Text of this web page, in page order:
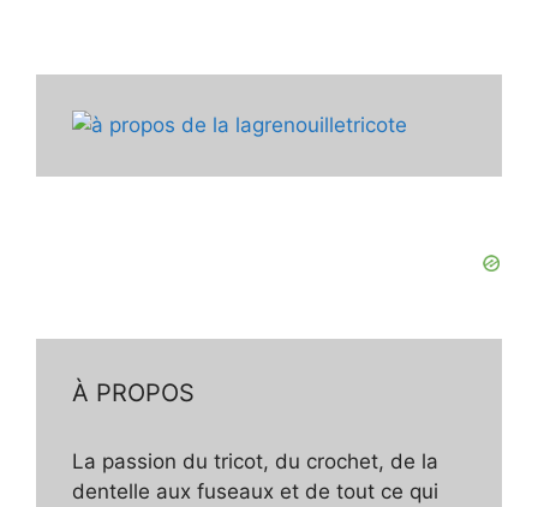
À PROPOS
La passion du tricot, du crochet, de la
dentelle aux fuseaux et de tout ce qui